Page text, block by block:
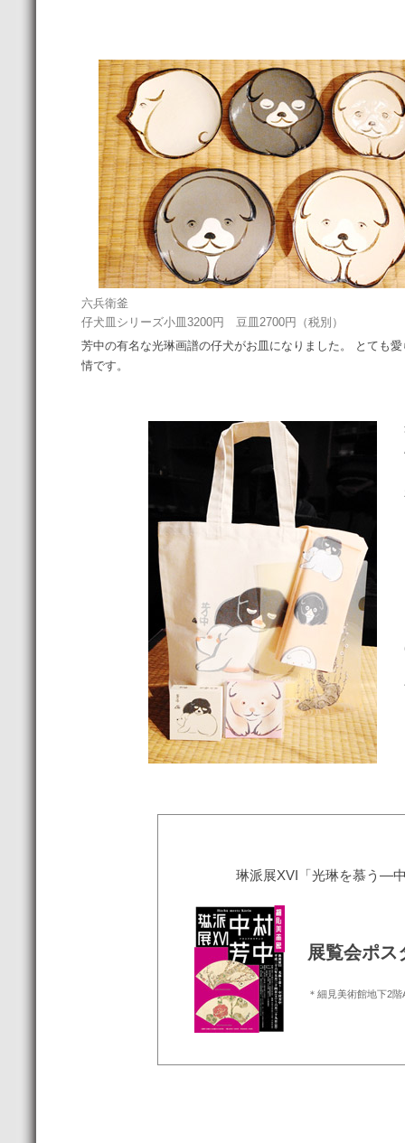
六兵衛釜
仔犬皿シリーズ小皿3200円 豆皿2700円（税別）
芳中の有名な光琳画譜の仔犬がお皿になりました。 とても
情です。
琳派展XVI「光琳を慕う―
展覧会ポ
＊細見美術館地下2